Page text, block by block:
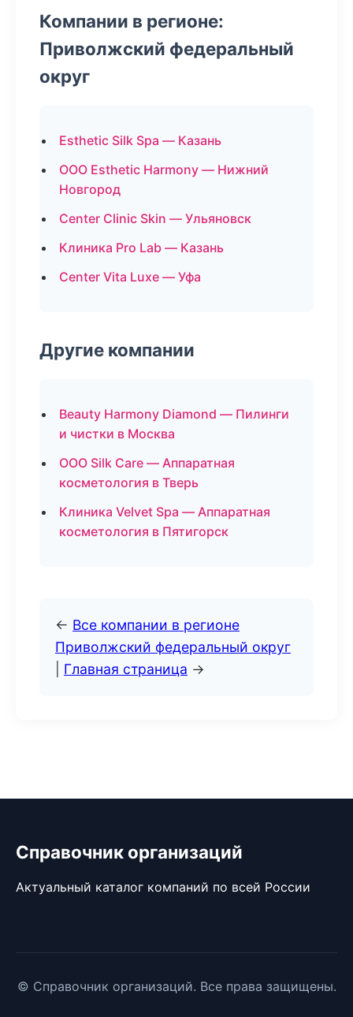
Компании в регионе:
Приволжский федеральный
округ
Esthetic Silk Spa — Казань
ООО Esthetic Harmony — Нижний
Новгород
Center Clinic Skin — Ульяновск
Клиника Pro Lab — Казань
Center Vita Luxe — Уфа
Другие компании
Beauty Harmony Diamond — Пилинги
и чистки в Москва
ООО Silk Care — Аппаратная
косметология в Тверь
Клиника Velvet Spa — Аппаратная
косметология в Пятигорск
← Все компании в регионе
Приволжский федеральный округ
Главная страница →
Справочник организаций
Актуальный каталог компаний по всей России
© Справочник организаций. Все права защищены.